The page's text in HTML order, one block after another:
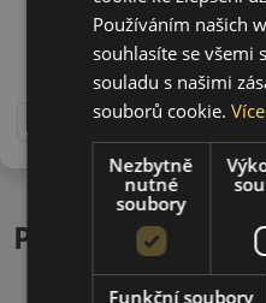
21550R18HNAHD22
ks
Podobné
Používáním našich
souhlasíte se všemi
souladu s našimi
souborů cookie.
Nezbytně
nutné
soubory
Funkční soubory